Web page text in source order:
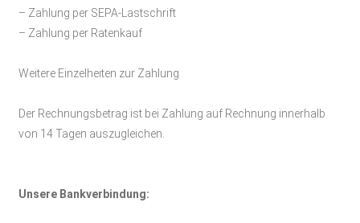
– Zahlung per SEPA-Lastschrift
– Zahlung per Ratenkauf
Weitere Einzelheiten zur Zahlung
Der Rechnungsbetrag ist bei Zahlung auf Rechnung innerhalb
von 14 Tagen auszugleichen.
Unsere Bankverbindung: